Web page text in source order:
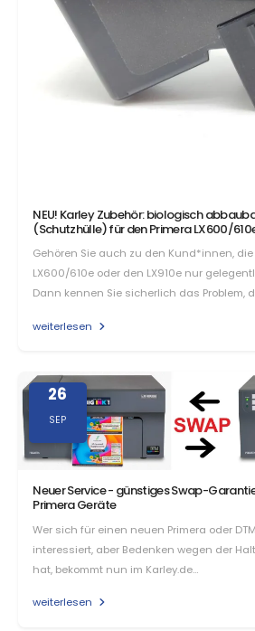
NEU! Karley Zubehör: biologisch
(Schutzhülle) für den Primera LX600/
Gehören Sie auch zu den Kund*innen, die
LX600/610e oder den LX910e nur
Dann kennen Sie sicherlich das Problem,
weiterlesen
26
SEP
Neuer Service - günstiges Swap-
Primera Geräte
Wer sich für einen neuen Primera oder
interessiert, aber Bedenken wegen der
hat, bekommt nun im Karley.de…
weiterlesen